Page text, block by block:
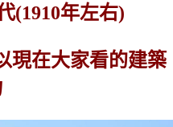
(1910年左右)
現在大家看的建築